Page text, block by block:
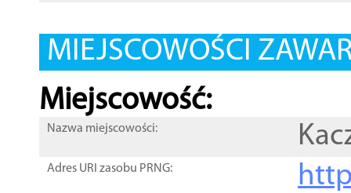
MIEJSCOWOŚCI
Miejscowość:
Nazwa miejscowości:
Adres URI zasobu PRNG: